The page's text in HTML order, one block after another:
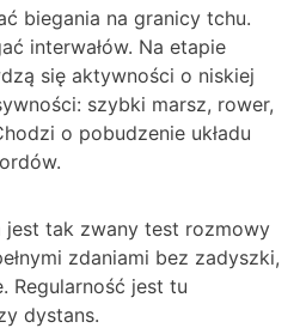
biegania na granicy tchu.
interwałów. Na etapie
się aktywności o niskiej
szybki marsz, rower,
o pobudzenie układu
jest tak zwany test rozmowy
zdaniami bez zadyszki,
Regularność jest tu
dystans.